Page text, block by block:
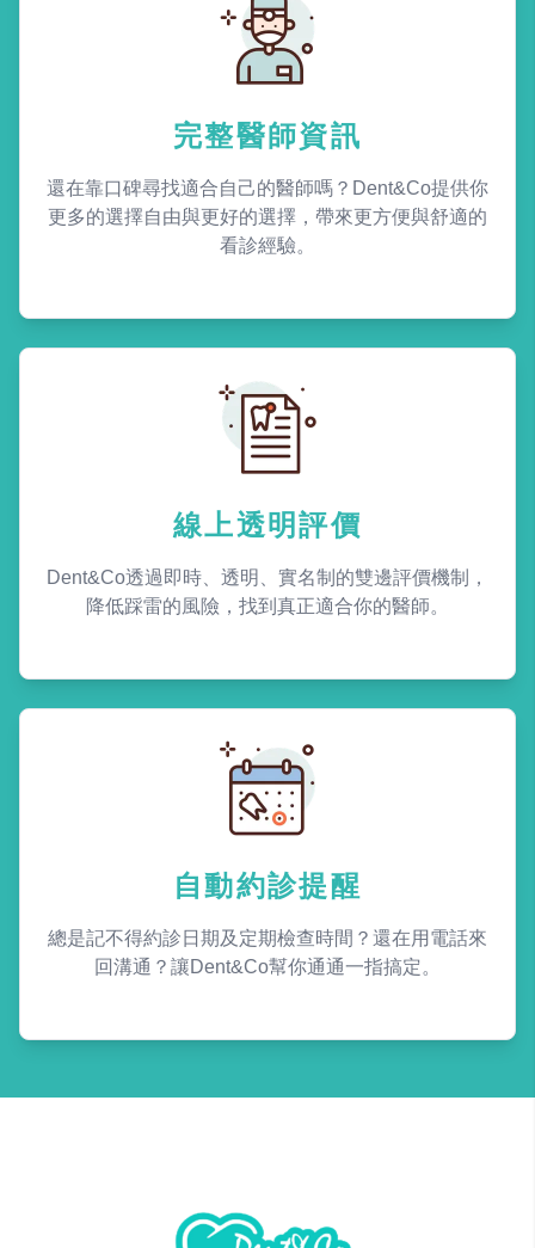
完整醫師資訊
還在靠口碑尋找適合自己的醫師嗎？Dent&Co提供你
更多的選擇自由與更好的選擇，帶來更方便與舒適的
看診經驗。
線上透明評價
Dent&Co透過即時、透明、實名制的雙邊評價機制，
降低踩雷的風險，找到真正適合你的醫師。
自動約診提醒
總是記不得約診日期及定期檢查時間？還在用電話來
回溝通？讓Dent&Co幫你通通一指搞定。